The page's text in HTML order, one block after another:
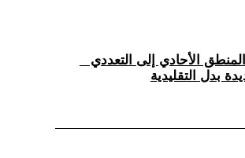
الأحادي إلى التعددي _
بدل التقليدية